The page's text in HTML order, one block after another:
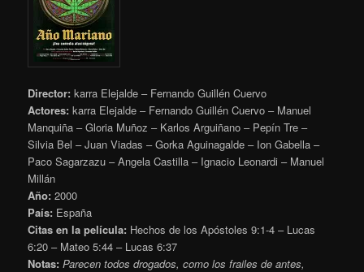
Director:karra Elejalde – Fernando Guillén Cuervo
Actores: karra Elejalde – Fernando Guillén Cuervo – Manuel
Manquiña – Gloria Muñoz – Karlos Arguiñano – Pepín Tre –
Silvia Bel – Juan Viadas – Gorka Aguinagalde – Ion Gabella –
Paco Sagarzazu – Angela Castilla – Ignacio Leonardi – Manuel
Millán
Año: 2000
País: España
Citas en la película: Hechos de los Apóstoles 9:1-4 – Lucas
6:20 – Mateo 5:44 – Lucas 6:37
Notas:Parecen todos drogados, como los frailes de antes,